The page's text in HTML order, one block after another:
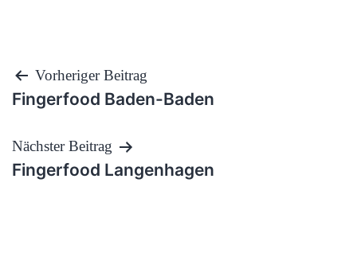
Beitragsnavigation
Vorheriger Beitrag
Fingerfood Baden-Baden
Nächster Beitrag
Fingerfood Langenhagen